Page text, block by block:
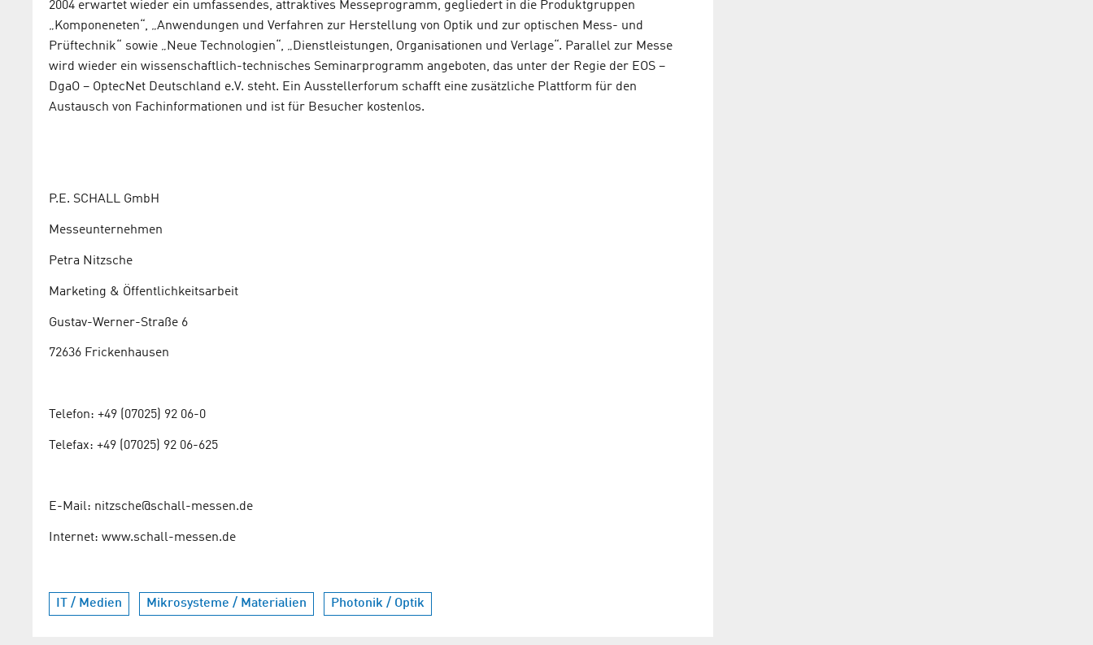
2004 erwartet wieder ein umfassendes, attraktives Messeprogramm, gegliedert in die Produktgruppen
„Komponeneten“, „Anwendungen und Verfahren zur Herstellung von Optik und zur optischen Mess- und
Prüftechnik“ sowie „Neue Technologien“, „Dienstleistungen, Organisationen und Verlage“. Parallel zur Messe
wird wieder ein wissenschaftlich-technisches Seminarprogramm angeboten, das unter der Regie der EOS –
DgaO – OptecNet Deutschland e.V. steht. Ein Ausstellerforum schafft eine zusätzliche Plattform für den
Austausch von Fachinformationen und ist für Besucher kostenlos.
P.E. SCHALL GmbH
Messeunternehmen
Petra Nitzsche
Marketing & Öffentlichkeitsarbeit
Gustav-Werner-Straße 6
72636 Frickenhausen
Telefon: +49 (07025) 92 06-0
Telefax: +49 (07025) 92 06-625
E-Mail: nitzsche@schall-messen.de
Internet: www.schall-messen.de
IT / Medien Mikrosysteme / Materialien Photonik / Optik